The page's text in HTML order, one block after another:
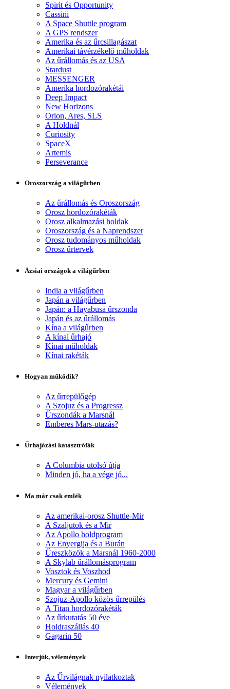
Spirit és Opportunity
Cassini
A Space Shuttle program
A GPS rendszer
Amerika és az űrcsillagászat
Amerikai távérzékelő műholdak
Az űrállomás és az USA
Stardust
MESSENGER
Amerika hordozórakétái
Deep Impact
New Horizons
Orion, Ares, SLS
A Holdnál
Curiosity
SpaceX
Artemis
Perseverance
Oroszország a világűrben
Az űrállomás és Oroszország
Orosz hordozórakéták
Orosz alkalmazási holdak
Oroszország és a Naprendszer
Orosz tudományos műholdak
Orosz űrtervek
Ázsiai országok a világűrben
India a világűrben
Japán a világűrben
Japán: a Hayabusa űrszonda
Japán és az űrállomás
Kína a világűrben
A kínai űrhajó
Kínai műholdak
Kínai rakéták
Hogyan működik?
Az űrrepülőgép
A Szojuz és a Progressz
Űrszondák a Marsnál
Emberes Mars-utazás?
Űrhajózási katasztrófák
A Columbia utolsó útja
Minden jó, ha a vége jó...
Ma már csak emlék
Az amerikai-orosz Shuttle-Mir
A Szaljutok és a Mir
Az Apollo holdprogram
Az Enyergija és a Burán
Űreszközök a Marsnál 1960-2000
A Skylab űrállomásprogram
Vosztok és Voszhod
Mercury és Gemini
Magyar a világűrben
Szojuz-Apollo közös űrrepülés
A Titan hordozórakéták
Az űrkutatás 50 éve
Holdraszállás 40
Gagarin 50
Interjúk, vélemények
Az Űrvilágnak nyilatkoztak
Vélemények